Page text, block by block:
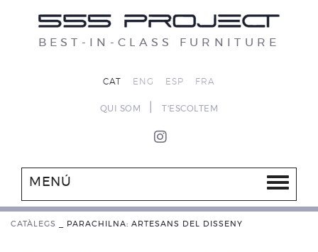
BEST-IN-CLASS FURNITURE
CAT ENG ESP FRA
QUI SOM T'ESCOLTEM
MENÚ
CATÀLEGS PARACHILNA: ARTESANS DEL DISSENY